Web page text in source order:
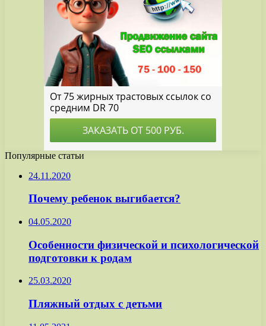
Популярные статьи
24.11.2020
Почему ребенок выгибается?
04.05.2020
Особенности физической и психологической
подготовки к родам
25.03.2020
Пляжный отдых с детьми